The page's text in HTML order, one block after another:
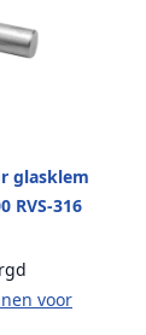
glasklem
RVS-316
voor